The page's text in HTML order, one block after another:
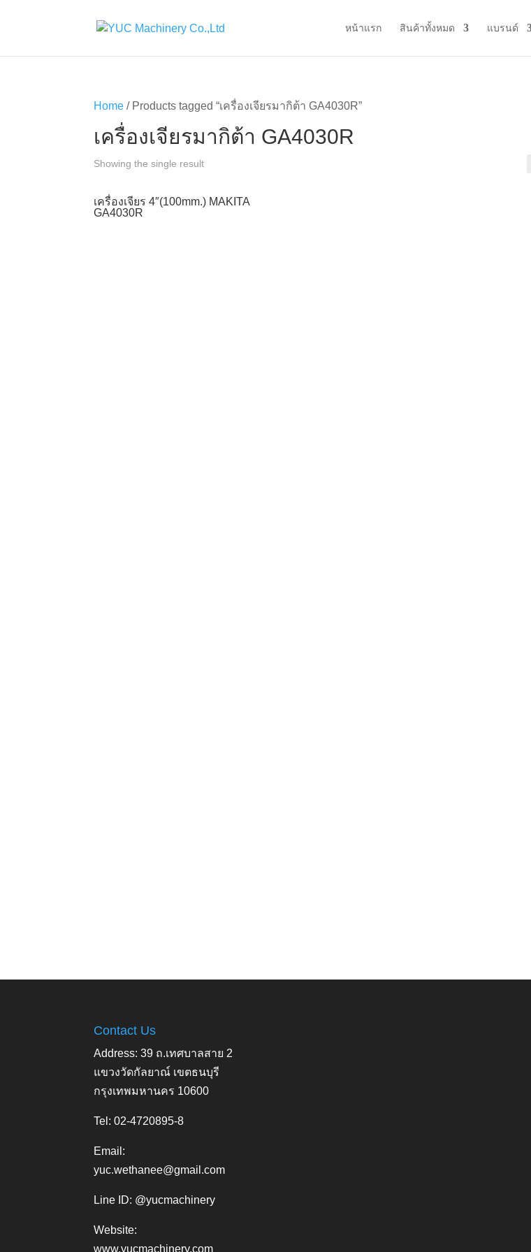
หน้าแรก สินค้าทั้งหมด แบรนด์
Home / Products tagged “เครื่องเจียรมากิต้า GA4030R”
เครื่องเจียรมากิต้า GA4030R
Showing the single result
เครื่องเจียร 4″(100mm.) MAKITA
GA4030R
Contact Us
Address: 39 ถ.เทศบาลสาย 2
แขวงวัดกัลยาณ์ เขตธนบุรี
กรุงเทพมหานคร 10600
Tel: 02-4720895-8
Email:
yuc.wethanee@gmail.com
Line ID: @yucmachinery
Website:
www.yucmachinery.com